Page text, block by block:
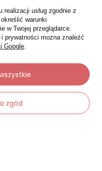
usług zgodnie z
warunki
w Twojej przeglądarce.
prywatności można znaleźć
Google.
zgód